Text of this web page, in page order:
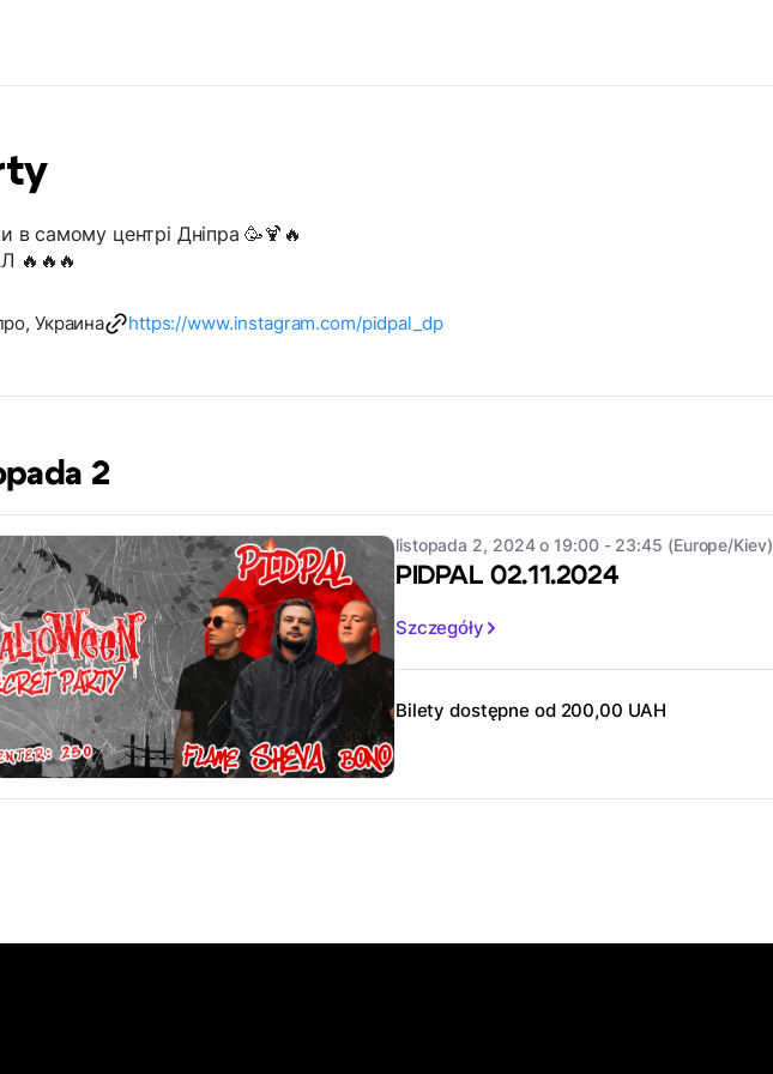
в самому центрі Дніпра 🥳🍹🔥
🔥🔥🔥
Украина https://www.instagram.com/pidpal_dp
2
listopada 2, 2024 o 19:00 - 23:45 (Europe/Kiev)
PIDPAL 02.11.2024
Szczegóły
Bilety dostępne od 200,00 UAH